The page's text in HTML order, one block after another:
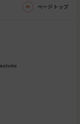
ページトップ